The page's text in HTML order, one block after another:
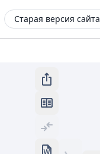
Старая версия сайта